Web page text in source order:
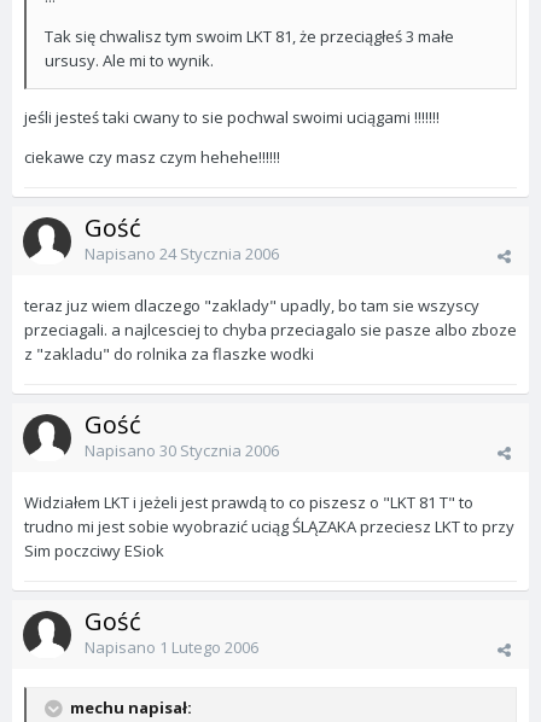
Tak się chwalisz tym swoim LKT 81, że przeciągłeś 3 małe
ursusy. Ale mi to wynik.
jeśli jesteś taki cwany to sie pochwal swoimi uciągami !!!!!!!
ciekawe czy masz czym hehehe!!!!!!
Gość
Napisano 24 Stycznia 2006
teraz juz wiem dlaczego "zaklady" upadly, bo tam sie wszyscy
przeciagali. a najlcesciej to chyba przeciagalo sie pasze albo zboze
z "zakladu" do rolnika za flaszke wodki
Gość
Napisano 30 Stycznia 2006
Widziałem LKT i jeżeli jest prawdą to co piszesz o "LKT 81 T" to
trudno mi jest sobie wyobrazić uciąg ŚLĄZAKA przeciesz LKT to przy
Sim poczciwy ESiok
Gość
Napisano 1 Lutego 2006
mechu napisał: